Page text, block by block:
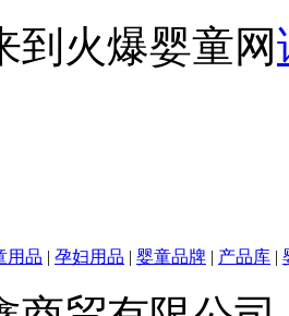
到火爆婴童网
用品 | 孕妇用品 | 婴童品牌 | 产品库 |